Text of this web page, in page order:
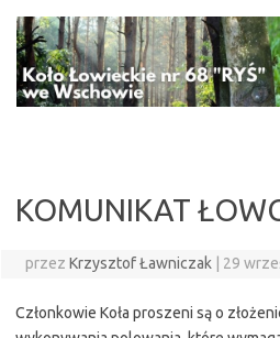
treści
KOMUNIKAT
przez Krzysztof Ławniczak 29
Członkowie Koła proszeni są o